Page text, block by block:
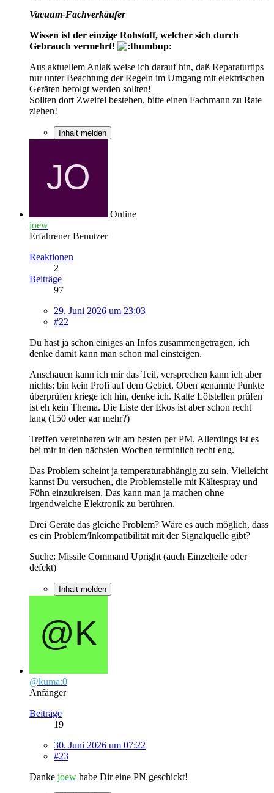
Vacuum-Fachverkäufer
Wissen ist der einzige Rohstoff, welcher sich durch
Gebrauch vermehrt!
Aus aktuellem Anlaß weise ich darauf hin, daß Reparaturtips
nur unter Beachtung der Regeln im Umgang mit elektrischen
Geräten befolgt werden sollten!
Sollten dort Zweifel bestehen, bitte einen Fachmann zu Rate
ziehen!
Inhalt melden
Online
joew
Erfahrener Benutzer
Reaktionen
2
Beiträge
97
29. Juni 2026 um 23:03
#22
Du hast ja schon einiges an Infos zusammengetragen, ich
denke damit kann man schon mal einsteigen.
Anschauen kann ich mir das Teil, versprechen kann ich aber
nichts: bin kein Profi auf dem Gebiet. Oben genannte Punkte
überprüfen kriege ich hin, denke ich. Kalte Lötstellen prüfen
ist eh kein Thema. Die Liste der Ekos ist aber schon recht
lang (150 oder gar mehr?)
Treffen vereinbaren wir am besten per PM. Allerdings ist es
bei mir in den nächsten Wochen terminlich recht eng.
Das Problem scheint ja temperaturabhängig zu sein. Vielleicht
kannst Du versuchen, die Problemstelle mit Kältespray und
Föhn einzukreisen. Das kann man ja machen ohne
irgendwelche Elektronik zu berühren.
Drei Geräte das gleiche Problem? Wäre es auch möglich, dass
es ein Problem/Inkompatibilität mit der Signalquelle gibt?
Suche: Missile Command Upright (auch Einzelteile oder
defekt)
Inhalt melden
@kuma:0
Anfänger
Beiträge
19
30. Juni 2026 um 07:22
#23
Danke joew habe Dir eine PN geschickt!